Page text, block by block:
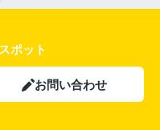
ポット
お問い合わせ